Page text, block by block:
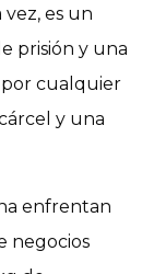
es un
prisión y una
por cualquier
y una
enfrentan
negocios